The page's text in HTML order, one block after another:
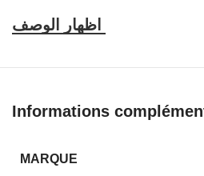
mou, tendre : Moxibustion a une
protéger votre smartphone des chocs
Informations
MARQUE